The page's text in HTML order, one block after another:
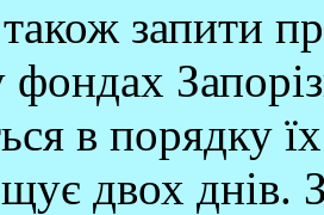
запити
фондах
в порядку
двох днів.